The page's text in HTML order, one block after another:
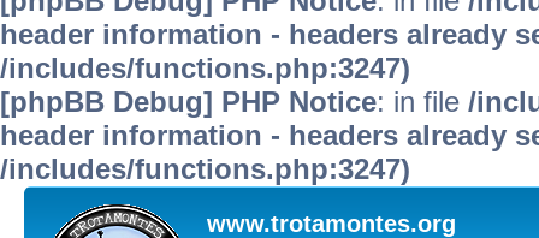
header information - headers already
/includes/functions.php:3247)
[phpBB Debug] PHP Notice: in file /
header information - headers already
/includes/functions.php:3247)
www.trotamontes.org